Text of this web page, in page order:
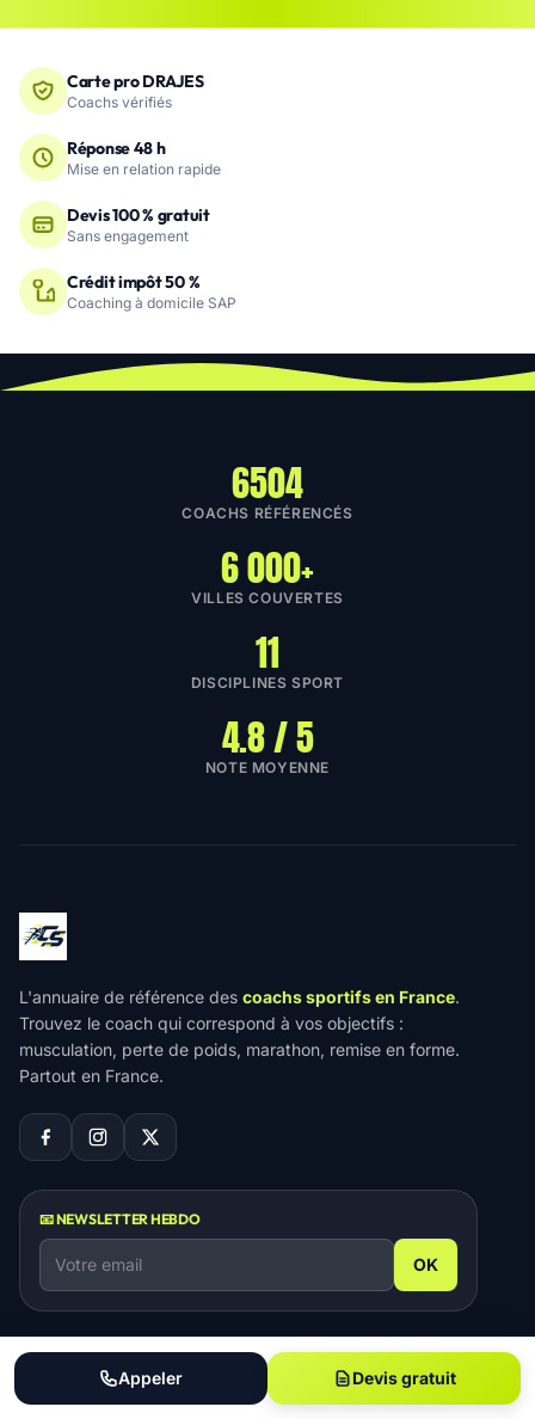
Appeler Devis gratuit
Carte pro DRAJES
Coachs vérifiés
Réponse 48 h
Mise en relation rapide
Devis 100 % gratuit
Sans engagement
Crédit impôt 50 %
Coaching à domicile SAP
6504
COACHS RÉFÉRENCÉS
6 000+
VILLES COUVERTES
11
DISCIPLINES SPORT
4.8 / 5
NOTE MOYENNE
L'annuaire de référence des coachs sportifs en France.
Trouvez le coach qui correspond à vos objectifs :
musculation, perte de poids, marathon, remise en forme.
Partout en France.
📧 NEWSLETTER HEBDO
OK
Tous les coachs
GUIDES SPORT
🏠 Coach à domicile